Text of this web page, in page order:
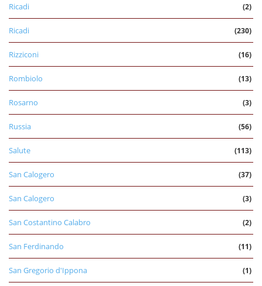
Ricadi (2)
Ricadi (230)
Rizziconi (16)
Rombiolo (13)
Rosarno (3)
Russia (56)
Salute (113)
San Calogero (37)
San Calogero (3)
San Costantino Calabro (2)
San Ferdinando (11)
San Gregorio d'Ippona (1)